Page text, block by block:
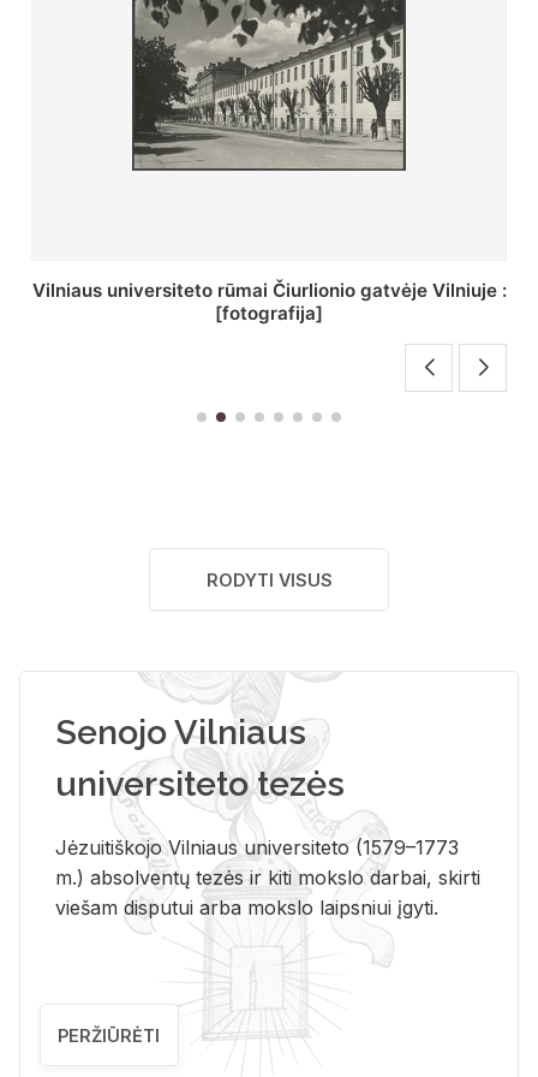
St. Batoro universiteto J. Pilsudskio kolegija :
[fotografija]
RODYTI VISUS
Senojo Vilniaus
universiteto tezės
Jėzuitiškojo Vilniaus universiteto (1579–1773
m.) absolventų tezės ir kiti mokslo darbai, skirti
viešam disputui arba mokslo laipsniui įgyti.
PERŽIŪRĖTI